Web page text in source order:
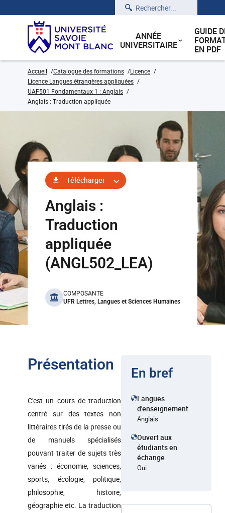
Rechercher
ANNÉE
UNIVERSITAIRE
GUIDE
EN PDF
Accueil Catalogue des formations
Licence
Licence Langues étrangères appliquées
UAF501 Fondamentaux 1 : Anglais
Anglais : Traduction appliquée
Télécharger
Anglais :
Traduction
appliquée
(ANGL502_LEA)
benefits
COMPOSANTE
UFR Lettres, Langues et Sciences Humaines
Présentation
C'est un cours de traduction
centré sur des textes non
littéraires tirés de la presse ou
de manuels spécialisés
pouvant traiter de sujets très
variés : économie, sciences,
sports, écologie, politique,
philosophie, histoire,
géographie etc. La traduction
En bref
Langues
d'enseignement
Anglais
Ouvert aux
étudiants en
échange
Oui